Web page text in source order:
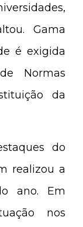
Gama
é exigida
Normas
da
do
realizou a
ano. Em
nos